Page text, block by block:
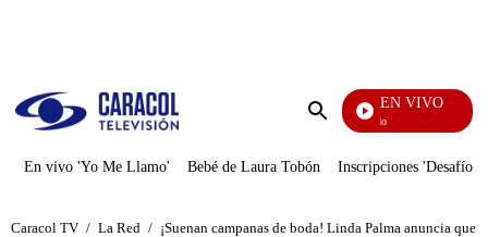
Enviar
EN VIVO
Mi Pecado
En vivo 'Yo Me Llamo' Bebé de Laura Tobón Inscripciones 'Desafío'
Caracol TV / La Red / ¡Suenan campanas de boda! Linda Palma anuncia que